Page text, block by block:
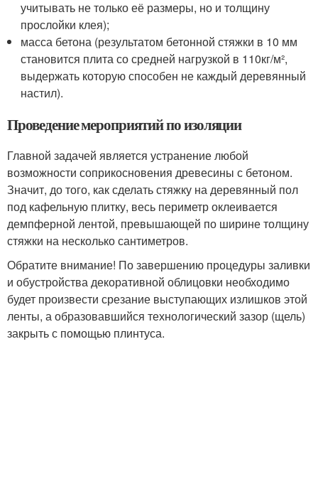
учитывать не только её размеры, но и толщину
прослойки клея);
масса бетона (результатом бетонной стяжки в 10 мм
становится плита со средней нагрузкой в 110кг/м²,
выдержать которую способен не каждый деревянный
настил).
Проведение мероприятий по изоляции
Главной задачей является устранение любой
возможности соприкосновения древесины с бетоном.
Значит, до того, как сделать стяжку на деревянный пол
под кафельную плитку, весь периметр оклеивается
демпферной лентой, превышающей по ширине толщину
стяжки на несколько сантиметров.
Обратите внимание! По завершению процедуры заливки
и обустройства декоративной облицовки необходимо
будет произвести срезание выступающих излишков этой
ленты, а образовавшийся технологический зазор (щель)
закрыть с помощью плинтуса.